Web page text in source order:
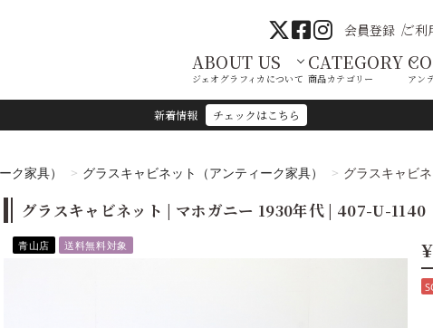
新着情報 チェックはこちら
会員登録 ご利
ABOUT US
ジェオグラフィカについて
CATEGORY
商品カテゴリー アン
ク家具） グラスキャビネット（アンティーク家具） グラスキャビ
グラスキャビネット | マホガニー 1930年代 | 407-U-1140
青山店 送料無料対象